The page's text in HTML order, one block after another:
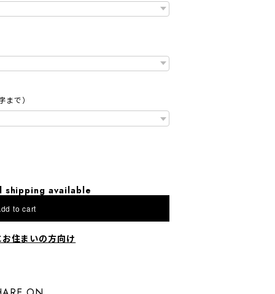
で）
shipping available
to cart
住まいの方向け